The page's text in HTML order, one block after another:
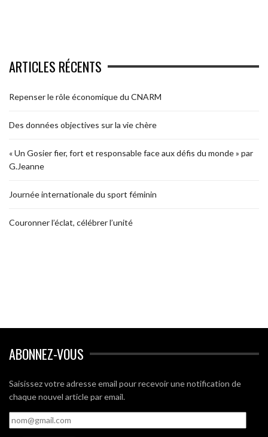
ARTICLES RÉCENTS
Repenser le rôle économique du CNARM
Des données objectives sur la vie chère
« Un Gosier fier, fort et responsable face aux défis du monde » par
G.Jeanne
Journée internationale du sport féminin
Couronner l’éclat, célébrer l’unité
ABONNEZ-VOUS
Saisissez votre adresse email pour recevoir une notification de
chaque nouvel article par email.
nom@gmail.com